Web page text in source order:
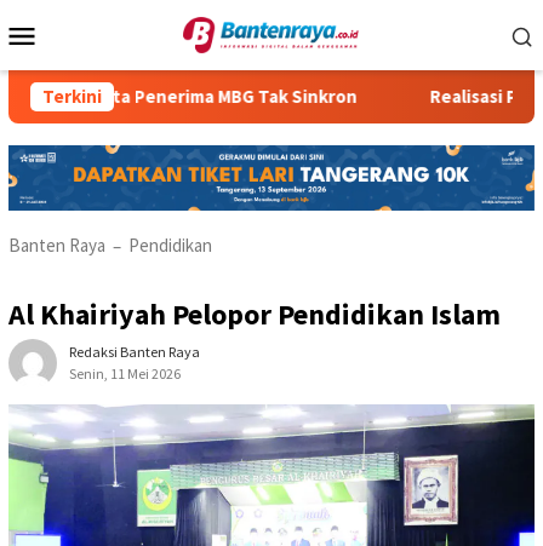
ke
Mobile
Terkini
Data Penerima MBG Tak Sinkron Realisasi PBBP2
Banten Raya – Pendidikan
Al Khairiyah Pelopor Pendidikan Islam
Redaksi Banten Raya
Senin, 11 Mei 2026